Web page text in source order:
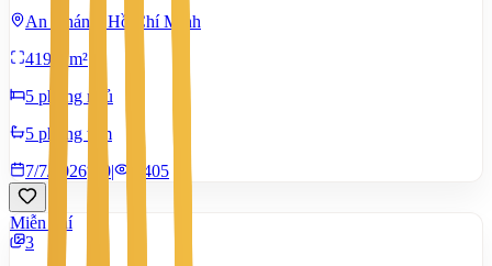
An Khánh, Hồ Chí Minh
419,8 m²
5 phòng ngủ
5 phòng tắm
7/7/2026
0| 1.405
Miễn phí
3